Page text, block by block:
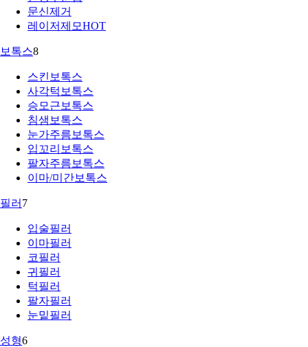
문신제거
레이저제모HOT
보톡스8
스킨보톡스
사각턱보톡스
승모근보톡스
침샘보톡스
눈가주름보톡스
입꼬리보톡스
팔자주름보톡스
이마/미간보톡스
필러 7
입술필러
이마필러
코필러
귀필러
턱필러
팔자필러
눈밑필러
성형6